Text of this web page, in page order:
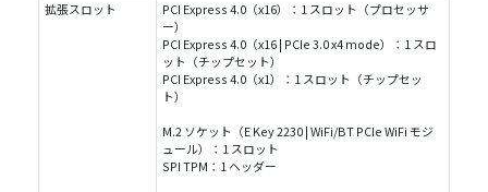
拡張スロット
PCI Express 4.0（x16）：1 スロット（プロセッサ
ー）
PCI Express 4.0（x16 | PCIe 3.0 x4 mode）：1 スロ
ット（チップセット）
PCI Express 4.0（x1）：1 スロット（チップセッ
ト）
M.2 ソケット（E Key 2230 | WiFi/BT PCIe WiFi モジ
ュール）：1 スロット
SPI TPM：1 ヘッダー